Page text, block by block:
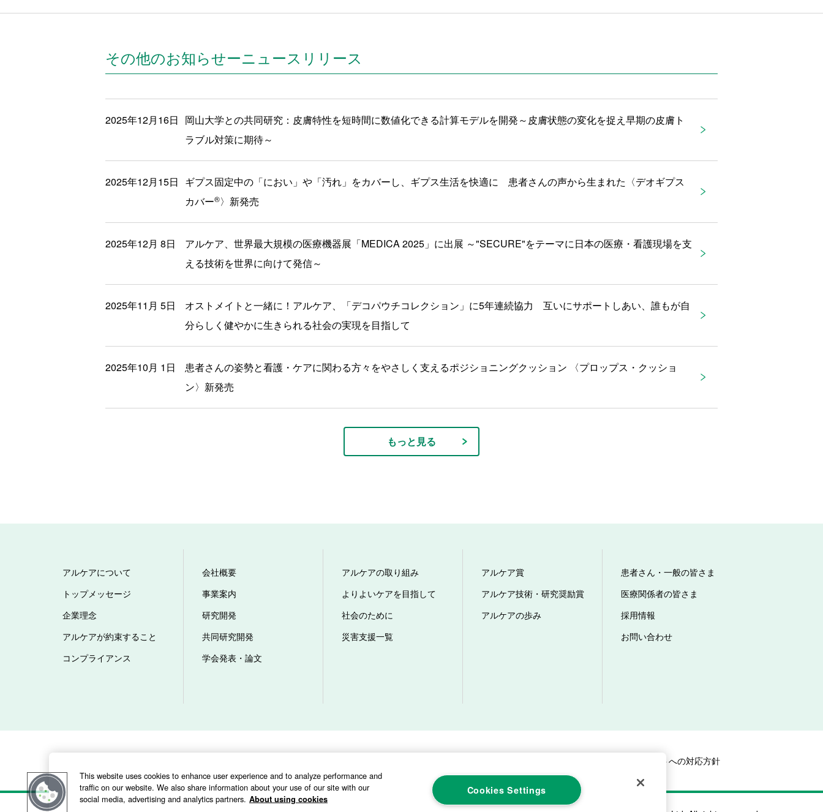
その他のお知らせーニュースリリース
2025年12月16日 岡山大学との共同研究：皮膚特性を短時間に数値化できる計算モデルを開発～皮膚状態の変化を捉え早期の皮膚ト
ラブル対策に期待～
2025年12月15日 ギプス固定中の「におい」や「汚れ」をカバーし、ギプス生活を快適に 患者さんの声から生まれた〈デオギプス
カバー®〉新発売
2025年12月 8日
アルケア、世界最大規模の医療機器展「MEDICA 2025」に出展 ～"SECURE"をテーマに日本の医療・看護現場を支
える技術を世界に向けて発信～
2025年11月 5日
オストメイトと一緒に！アルケア、「デコパウチコレクション」に5年連続協力 互いにサポートしあい、誰もが自
分らしく健やかに生きられる社会の実現を目指して
2025年10月 1日
患者さんの姿勢と看護・ケアに関わる方々をやさしく支えるポジショニングクッション 〈プロップス・クッショ
ン〉新発売
もっと見る
アルケアについて
トップメッセージ
企業理念
アルケアが約束すること
コンプライアンス
会社概要
事業案内
研究開発
共同研究開発
学会発表・論文
アルケアの取り組み
よりよいケアを目指して
社会のために
災害支援一覧
アルケア賞
アルケア技術・研究奨励賞
アルケアの歩み
患者さん・一般の皆さま
医療関係者の皆さま
採用情報
お問い合わせ
カスタマーハラスメントへの対応方針
This website uses cookies to enhance user experience and to analyze performance and
traffic on our website. We also share information about your use of our site with our
social media, advertising and analytics partners. About using cookies
Cookies Settings